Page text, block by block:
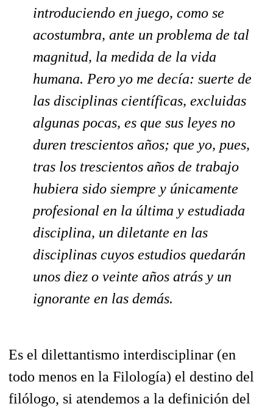
introduciendo en juego, como se
acostumbra, ante un problema de tal
magnitud, la medida de la vida
humana. Pero yo me decía: suerte de
las disciplinas científicas, excluidas
algunas pocas, es que sus leyes no
duren trescientos años; que yo, pues,
tras los trescientos años de trabajo
hubiera sido siempre y únicamente
profesional en la última y estudiada
disciplina, un diletante en las
disciplinas cuyos estudios quedarán
unos diez o veinte años atrás y un
ignorante en las demás.
Es el dilettantismo interdisciplinar (en
todo menos en la Filología) el destino del
filólogo, si atendemos a la definición del